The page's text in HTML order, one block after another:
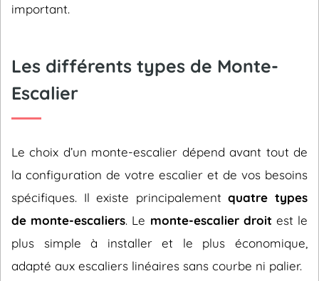
important.
Les différents types de Monte-
Escalier
Le choix d’un monte-escalier dépend avant tout de
la configuration de votre escalier et de vos besoins
spécifiques. Il existe principalementquatre types
de monte-escaliers. Le monte-escalier droit est le
plus simple à installer et le plus économique,
adapté aux escaliers linéaires sans courbe ni palier.